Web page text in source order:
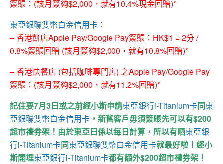
簽賬：(該月簽夠$2,000，就有10.4%現金回贈)*
東亞銀聯雙幣白金信用卡 ：
– 香港餅店Apple Pay/Google Pay簽賬：HK$1 = 2分 /
0.8%簽賬回贈 (該月簽夠$2,000，就有10.8%回贈)*
– 香港快餐店 (包括咖啡專門店) 之Apple Pay/Google Pay
簽賬：(該月簽夠$2,000，就有11.2%回贈)*
記住要7月3日或之前經小斯申請東亞銀行i-Titanium卡同東
亞銀聯雙幣白金信用卡 ，新舊客戶毋須簽賬先可以有$200
超市禮券架！由於東亞日係以每日計算，所以有晒東亞銀
行i-Titanium卡同東亞銀聯雙幣白金信用卡就最好啦！經小
斯開埋東亞銀行i-Titanium卡都有額外$200超市禮券架！